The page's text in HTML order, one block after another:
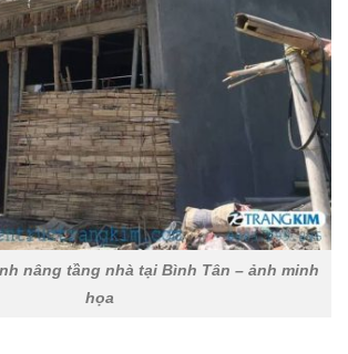
nâng tầng nhà tại Bình Tân – ảnh minh
họa